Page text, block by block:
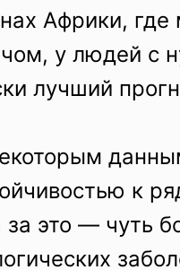
Африки,
у людей с
лучший
к
это — чуть